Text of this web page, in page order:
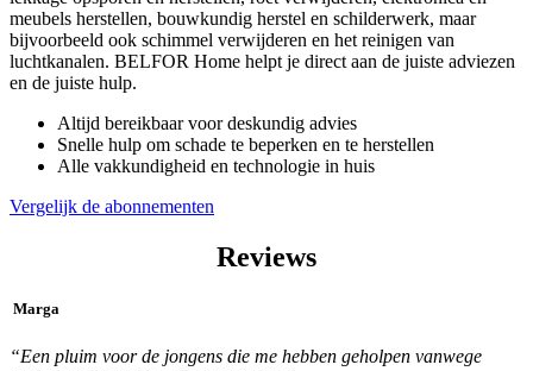
meubels herstellen, bouwkundig herstel en schilderwerk, maar
bijvoorbeeld ook schimmel verwijderen en het reinigen van
luchtkanalen. BELFOR Home helpt je direct aan de juiste adviezen
en de juiste hulp.
Altijd bereikbaar voor deskundig advies
Snelle hulp om schade te beperken en te herstellen
Alle vakkundigheid en technologie in huis
Vergelijk de abonnementen
Reviews
Marga
“Een pluim voor de jongens die me hebben geholpen vanwege